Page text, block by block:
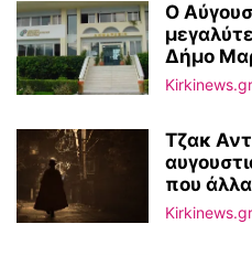
Ο
Δήμο
Kirkinews.gr
Τζακ
που
Kirkinews.gr